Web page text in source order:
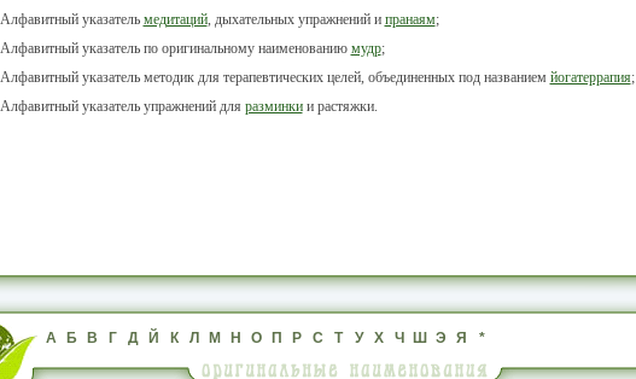
Алфавитный указатель медитаций, дыхательных упражнений и пранаям;
Алфавитный указатель по оригинальному наименованию мудр;
Алфавитный указатель методик для терапевтических целей, объединенных под названием йогатеррапия;
Алфавитный указатель упражнений для разминкии растяжки.
А Б В Г Д Й К Л М Н О П Р С Т У Х Ч Ш Э Я *